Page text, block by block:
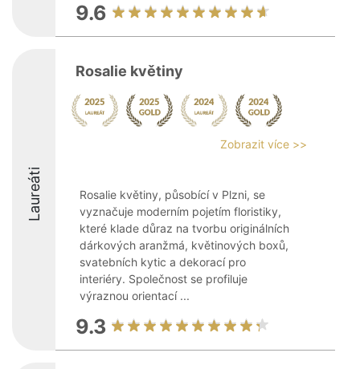
9.6
Laureáti
Rosalie květiny
Zobrazit více >>
Rosalie květiny, působící v Plzni, se
vyznačuje moderním pojetím floristiky,
které klade důraz na tvorbu originálních
dárkových aranžmá, květinových boxů,
svatebních kytic a dekorací pro
interiéry. Společnost se profiluje
výraznou orientací ...
9.3